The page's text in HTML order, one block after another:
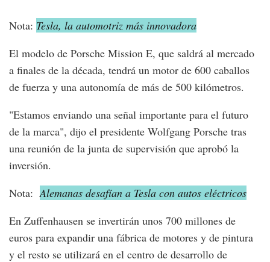
Nota: Tesla, la automotriz más innovadora
El modelo de Porsche Mission E, que saldrá al mercado
a finales de la década, tendrá un motor de 600 caballos
de fuerza y una autonomía de más de 500 kilómetros.
"Estamos enviando una señal importante para el futuro
de la marca", dijo el presidente Wolfgang Porsche tras
una reunión de la junta de supervisión que aprobó la
inversión.
Nota: Alemanas desafían a Tesla con autos eléctricos
En Zuffenhausen se invertirán unos 700 millones de
euros para expandir una fábrica de motores y de pintura
y el resto se utilizará en el centro de desarrollo de